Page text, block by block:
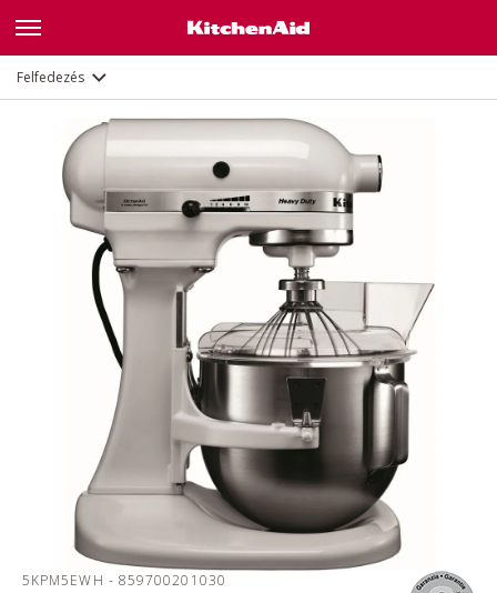
Felfedezés Jellemzők
5KPM5EWH - 859700201030